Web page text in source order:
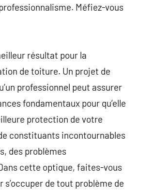
Méfiez-vous
résultat pour la
de toiture. Un projet de
professionnel peut assurer
fondamentaux pour qu’elle
protection de votre
constituants incontournables
des problèmes
cette optique, faites-vous
de tout problème de